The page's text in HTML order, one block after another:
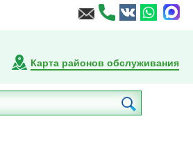
Карта районов обслуживания